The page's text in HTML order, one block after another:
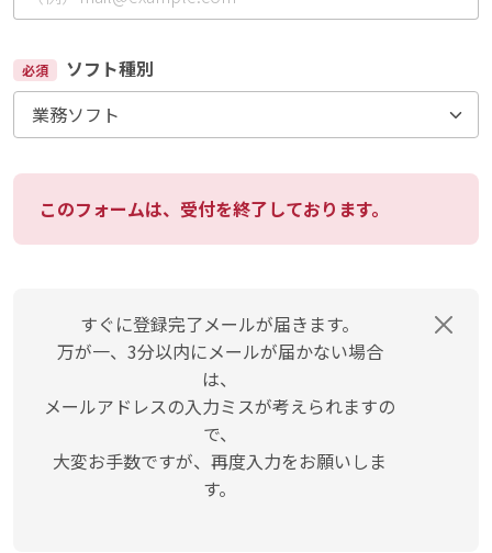
必須 ソフト種別
このフォームは、受付を終了しております。
すぐに登録完了メールが届きます。
万が一、3分以内にメールが届かない場合
は、
メールアドレスの入力ミスが考えられますの
で、
大変お手数ですが、再度入力をお願いしま
す。